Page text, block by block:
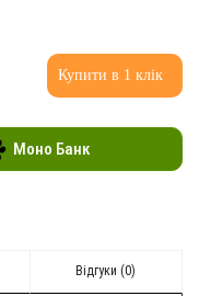
Купити в 1 клік
Моно Банк
Відгуки (0)